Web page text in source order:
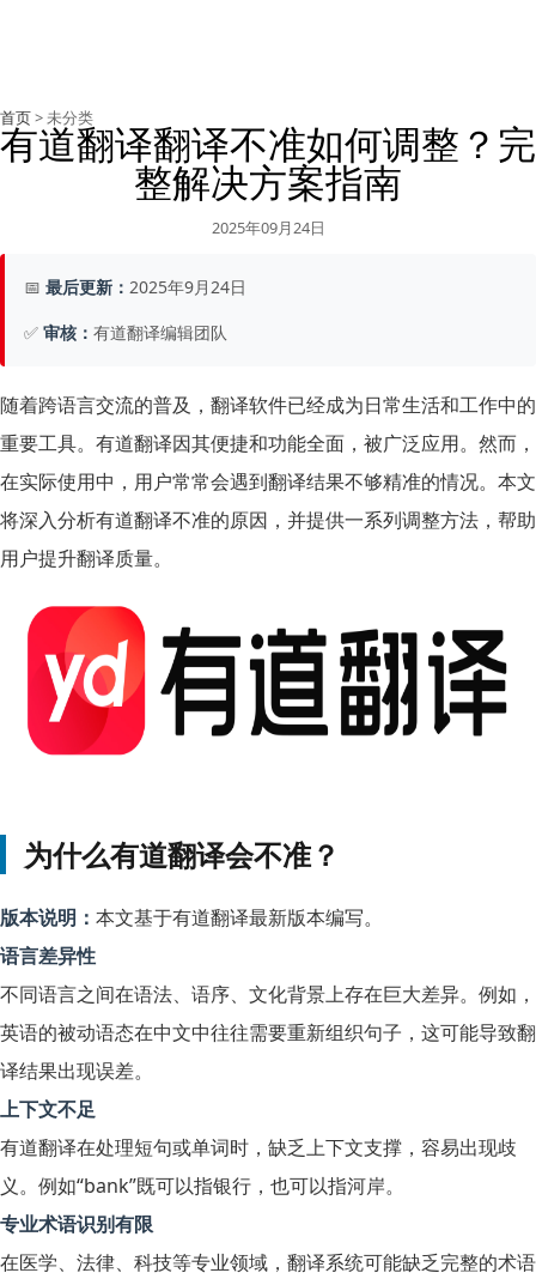
首页> 未分类
有道翻译翻译不准如何调整？完
整解决方案指南
2025年09月24日
📅 最后更新： 2025年9月24日
✅ 审核： 有道翻译编辑团队
随着跨语言交流的普及，翻译软件已经成为日常生活和工作中的
重要工具。有道翻译因其便捷和功能全面，被广泛应用。然而，
在实际使用中，用户常常会遇到翻译结果不够精准的情况。本文
将深入分析有道翻译不准的原因，并提供一系列调整方法，帮助
用户提升翻译质量。
为什么有道翻译会不准？
版本说明： 本文基于有道翻译最新版本编写。
语言差异性
不同语言之间在语法、语序、文化背景上存在巨大差异。例如，
英语的被动语态在中文中往往需要重新组织句子，这可能导致翻
译结果出现误差。
上下文不足
有道翻译在处理短句或单词时，缺乏上下文支撑，容易出现歧
义。例如“bank”既可以指银行，也可以指河岸。
专业术语识别有限
在医学、法律、科技等专业领域，翻译系统可能缺乏完整的术语